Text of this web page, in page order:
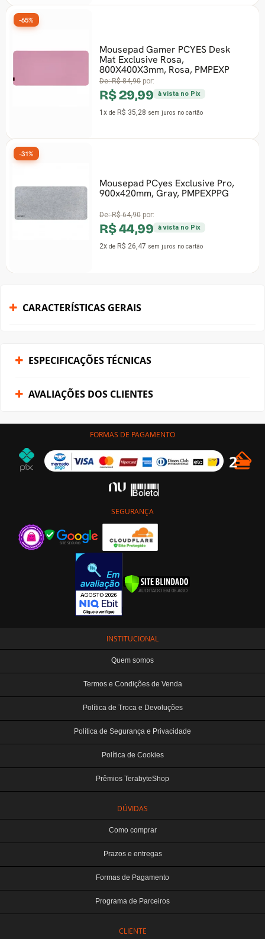
Mousepad Gamer PCYES Desk
Mat Exclusive Rosa,
800X400X3mm, Rosa, PMPEXP
De:R$ 84,90por:
R$ 29,99 à vista no Pix
1xde R$ 35,28sem juros no cartão
-65%
Mousepad PCyes Exclusive Pro,
900x420mm, Gray, PMPEXPPG
De:R$ 64,90por:
R$ 44,99 à vista no Pix
2xde R$ 26,47sem juros no cartão
-31%
CARACTERÍSTICAS GERAIS
ESPECIFICAÇÕES TÉCNICAS
AVALIAÇÕES DOS CLIENTES
FORMAS DE PAGAMENTO
SEGURANÇA
INSTITUCIONAL
Quem somos
Termos e Condições de Venda
Política de Troca e Devoluções
Política de Segurança e Privacidade
Política de Cookies
Prêmios TerabyteShop
DÚVIDAS
Como comprar
Prazos e entregas
Formas de Pagamento
Programa de Parceiros
CLIENTE